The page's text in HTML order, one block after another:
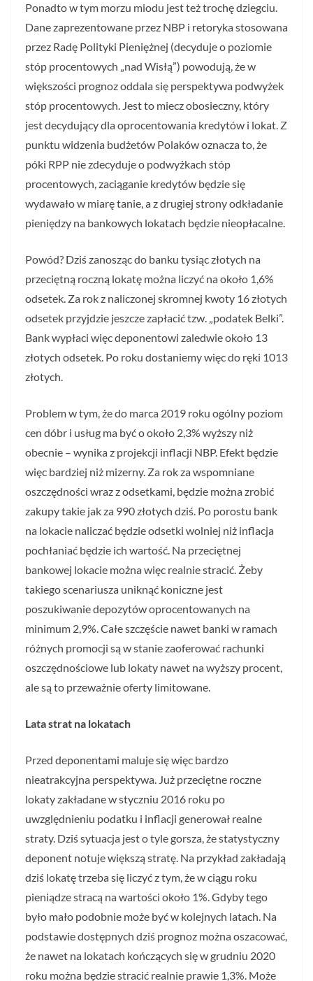
Ponadto w tym morzu miodu jest też trochę dziegciu.
Dane zaprezentowane przez NBP i retoryka stosowana
przez Radę Polityki Pieniężnej (decyduje o poziomie
stóp procentowych „nad Wisłą”) powodują, że w
większości prognoz oddala się perspektywa podwyżek
stóp procentowych. Jest to miecz obosieczny, który
jest decydujący dla oprocentowania kredytów i lokat. Z
punktu widzenia budżetów Polaków oznacza to, że
póki RPP nie zdecyduje o podwyżkach stóp
procentowych, zaciąganie kredytów będzie się
wydawało w miarę tanie, a z drugiej strony odkładanie
pieniędzy na bankowych lokatach będzie nieopłacalne.
Powód? Dziś zanosząc do banku tysiąc złotych na
przeciętną roczną lokatę można liczyć na około 1,6%
odsetek. Za rok z naliczonej skromnej kwoty 16 złotych
odsetek przyjdzie jeszcze zapłacić tzw. „podatek Belki”.
Bank wypłaci więc deponentowi zaledwie około 13
złotych odsetek. Po roku dostaniemy więc do ręki 1013
złotych.
Problem w tym, że do marca 2019 roku ogólny poziom
cen dóbr i usług ma być o około 2,3% wyższy niż
obecnie – wynika z projekcji inflacji NBP. Efekt będzie
więc bardziej niż mizerny. Za rok za wspomniane
oszczędności wraz z odsetkami, będzie można zrobić
zakupy takie jak za 990 złotych dziś. Po porostu bank
na lokacie naliczać będzie odsetki wolniej niż inflacja
pochłaniać będzie ich wartość. Na przeciętnej
bankowej lokacie można więc realnie stracić. Żeby
takiego scenariusza uniknąć koniczne jest
poszukiwanie depozytów oprocentowanych na
minimum 2,9%. Całe szczęście nawet banki w ramach
różnych promocji są w stanie zaoferować rachunki
oszczędnościowe lub lokaty nawet na wyższy procent,
ale są to przeważnie oferty limitowane.
Lata strat na lokatach
Przed deponentami maluje się więc bardzo
nieatrakcyjna perspektywa. Już przeciętne roczne
lokaty zakładane w styczniu 2016 roku po
uwzględnieniu podatku i inflacji generował realne
straty. Dziś sytuacja jest o tyle gorsza, że statystyczny
deponent notuje większą stratę. Na przykład zakładają
dziś lokatę trzeba się liczyć z tym, że w ciągu roku
pieniądze stracą na wartości około 1%. Gdyby tego
było mało podobnie może być w kolejnych latach. Na
podstawie dostępnych dziś prognoz można oszacować,
że nawet na lokatach kończących się w grudniu 2020
roku można będzie stracić realnie prawie 1,3%. Może